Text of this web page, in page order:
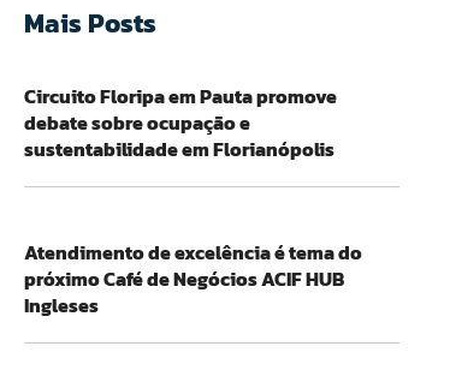
Mais Posts
Circuito Floripa em Pauta promove
debate sobre ocupação e
sustentabilidade em Florianópolis
Atendimento de excelência é tema do
próximo Café de Negócios ACIF HUB
Ingleses